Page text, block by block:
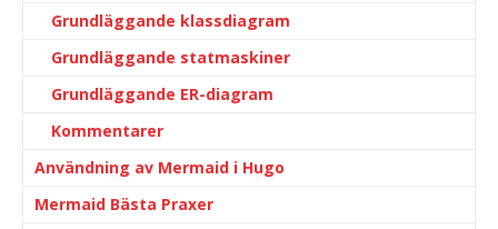
Grundläggande klassdiagram
Grundläggande statmaskiner
Grundläggande ER-diagram
Kommentarer
Användning av Mermaid i Hugo
Mermaid Bästa Praxer